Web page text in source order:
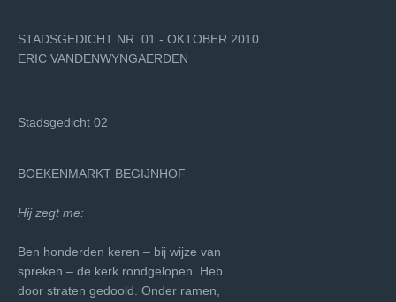
STADSGEDICHT NR. 01 - OKTOBER 2010
ERIC VANDENWYNGAERDEN
Stadsgedicht 02
BOEKENMARKT BEGIJNHOF
Hij zegt me:
Ben honderden keren – bij wijze van
spreken – de kerk rondgelopen. Heb
door straten gedoold. Onder ramen,